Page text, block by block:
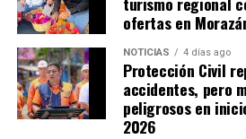
Cortés también señaló que la
enfrenta limitaciones
dificultan combatir la evasión
casos relacionados con empresas
precios de transferencia.
ofertas en
NOTICIAS 4 días ago
Protección Civil
accidentes, pero
peligrosos en
2026